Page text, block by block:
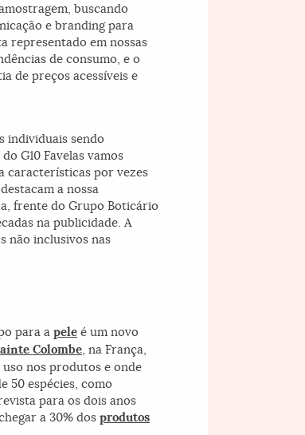
buscando
e branding para
representado em nossas
de consumo, e o
de preços acessíveis e
individuais sendo
G10 Favelas vamos
características por vezes
a nossa
frente do Grupo Boticário
na publicidade. A
não inclusivos nas
para a pele é um novo
Colombe, na França,
nos produtos e onde
50 espécies, como
para os dois anos
a 30% dos produtos